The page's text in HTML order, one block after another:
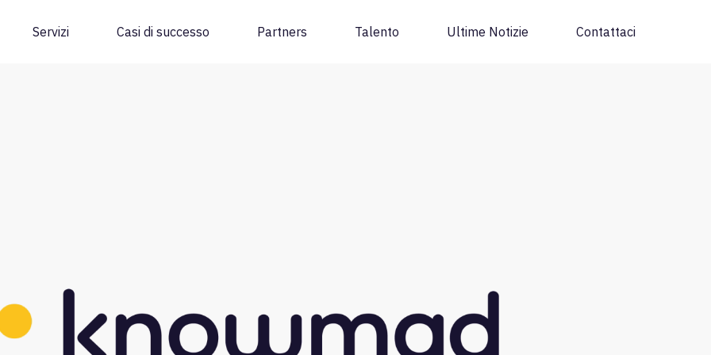
Servizi Casi di successo Partners Talento Ultime Notizie Contattaci